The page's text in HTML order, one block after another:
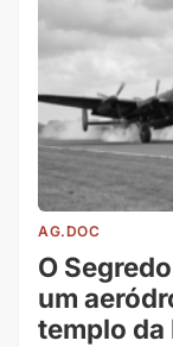
AG.DOC
O
um
templo da